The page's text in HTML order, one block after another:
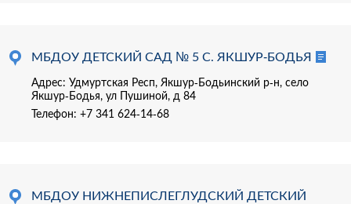
МБДОУ ДЕТСКИЙ САД № 5 С. ЯКШУР-БОДЬЯ
Адрес: Удмуртская Респ, Якшур-Бодьинский р-н, село
Якшур-Бодья, ул Пушиной, д 84
Телефон: +7 341 624-14-68
МБДОУ НИЖНЕПИСЛЕГЛУДСКИЙ ДЕТСКИЙ